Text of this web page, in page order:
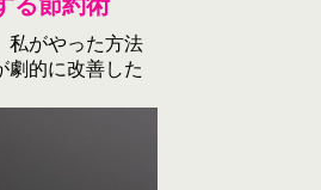
私がやった方法
劇的に改善した